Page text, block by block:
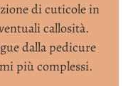
di cuticole in
callosità.
dalla pedicure
più complessi.